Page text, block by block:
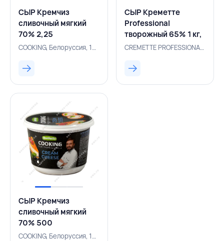
СЫР Кремчиз
сливочный мягкий
70% 2,25
COOKING, Белоруссия, 131001044
СЫР Креметте
Professional
творожный 65% 1 кг,
CREMETTE
РОССИЯ
CREMETTE PROFESSIONAL, Россия, 500001061
СЫР Кремчиз
сливочный мягкий
70% 500
г,COOKING,БЕЛАРУСЬCOOKING, Белоруссия, 131001083